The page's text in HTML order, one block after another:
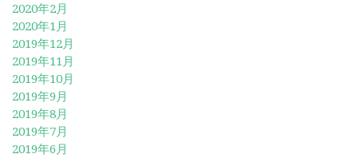
2020年2月
2020年1月
2019年12月
2019年11月
2019年10月
2019年9月
2019年8月
2019年7月
2019年6月